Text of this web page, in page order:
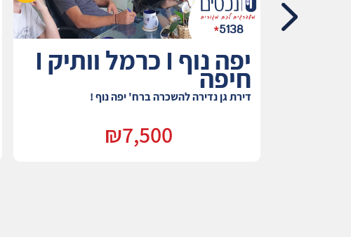
יפה נוף I כרמל וותיק I
חיפה
דירת גן נדירה להשכרה ברח' יפה נוף !
₪7,500